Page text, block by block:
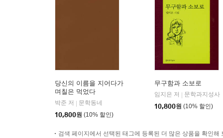
당신의 이름을 지어다가
며칠은 먹었다
박준 저
문학동네
10,800원 (10% 할인)
무구함과 소보로
임지은 저
문학과지성사
10,800원 (10% 할인)
검색 페이지에서 선택된 태그에 등록된 더 많은 상품을 확인해